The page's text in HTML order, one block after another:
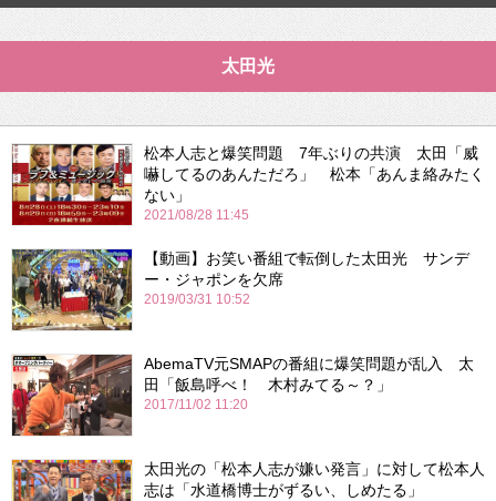
太田光
松本人志と爆笑問題 7年ぶりの共演 太田「威
嚇してるのあんただろ」 松本「あんま絡みたく
ない」
2021/08/28 11:45
【動画】お笑い番組で転倒した太田光 サンデ
ー・ジャポンを欠席
2019/03/31 10:52
AbemaTV元SMAPの番組に爆笑問題が乱入 太
田「飯島呼べ！ 木村みてる～？」
2017/11/02 11:20
太田光の「松本人志が嫌い発言」に対して松本人
志は「水道橋博士がずるい、しめたる」